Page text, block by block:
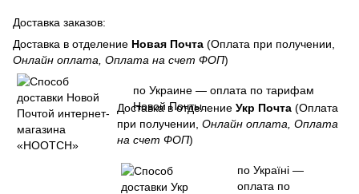
Доставка заказов:
Доставка в отделение Новая Почта (Оплата при получении,
Онлайн оплата, Оплата на счет ФОП)
по Украине — оплата по тарифам
Новой Почты.
Доставка в отделение Укр Почта (Оплата
при получении, Онлайн оплата, Оплата
на счет ФОП)
по Україні —
оплата по